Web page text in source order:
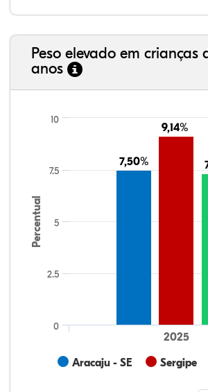
Peso elevado em crianças
anos
Percentual
7,50%
7,50%
9,14%
9,14%
Aracaju - SE Sergipe
2025
0
2.5
5
7.5
10